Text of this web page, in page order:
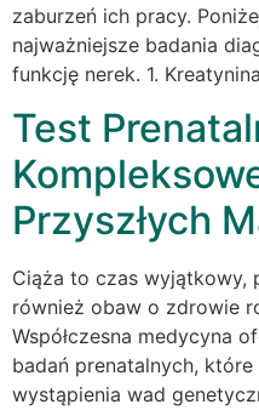
zaburzeń ich pracy.
najważniejsze badania
funkcję nerek. 1.
Test
Przyszłych
Ciąża to czas wyjątkowy,
również obaw o zdrowie
Współczesna medycyna
badań prenatalnych,
wystąpienia wad